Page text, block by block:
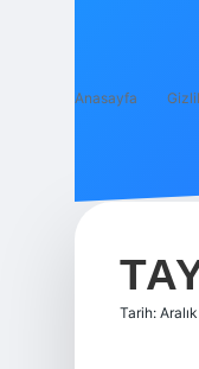
Anasayfa
Tarih: